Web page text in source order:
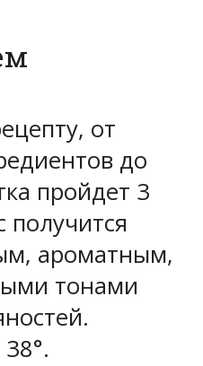
от
до
пройдет 3
получится
ароматным,
тонами